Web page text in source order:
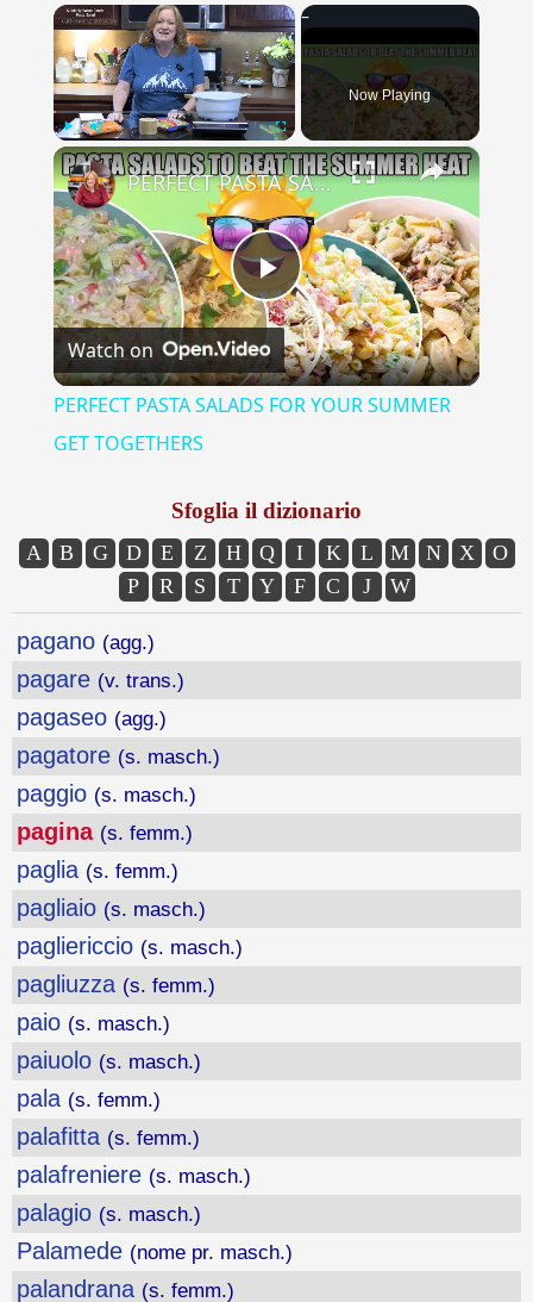
×
Play Unmute Fullscreen
Now Playing
×
Play
Video
PERFECT PASTA SALADS FOR YOUR SUMMER GET TOGETHERS
Watch on
PERFECT PASTA SALADS FOR YOUR SUMMER
GET TOGETHERS
Sfoglia il dizionario
A B G D E Z H Q I K L M N X
O
P
R S T Y F C J W
pagano (agg.)
pagare (v. trans.)
pagaseo (agg.)
pagatore (s. masch.)
paggio (s. masch.)
pagina (s. femm.)
paglia (s. femm.)
pagliaio (s. masch.)
pagliericcio (s. masch.)
pagliuzza (s. femm.)
paio (s. masch.)
paiuolo (s. masch.)
pala (s. femm.)
palafitta (s. femm.)
palafreniere (s. masch.)
palagio (s. masch.)
Palamede (nome pr. masch.)
palandrana (s. femm.)